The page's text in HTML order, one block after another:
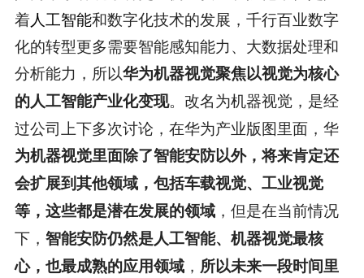
着人工智能和数字化技术的发展，千行百业数字
化的转型更多需要智能感知能力、大数据处理和
分析能力，所以华为机器视觉聚焦以视觉为核心
的人工智能产业化变现。改名为机器视觉，是经
过公司上下多次讨论，在华为产业版图里面，华
为机器视觉里面除了智能安防以外，将来肯定还
会扩展到其他领域，包括车载视觉、工业视觉
等，这些都是潜在发展的领域，但是在当前情况
下， 智能安防仍然是人工智能、机器视觉最核
心，也最成熟的应用领域， 所以未来一段时间里